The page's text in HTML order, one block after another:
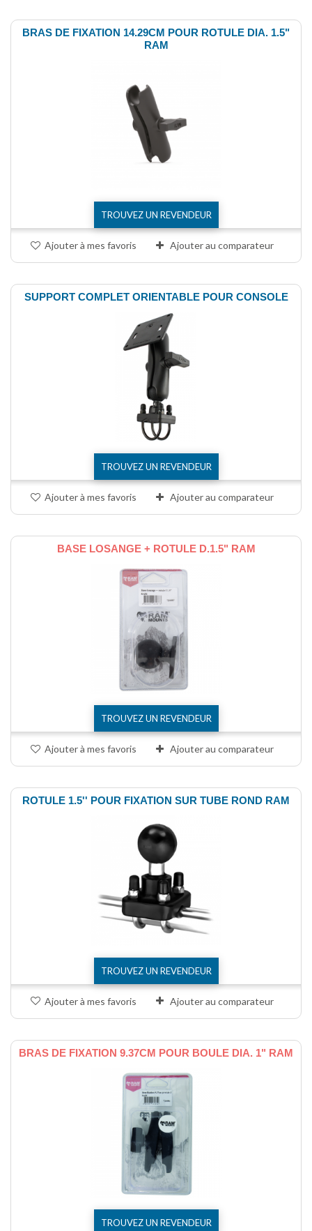
BRAS DE FIXATION 14.29CM POUR ROTULE DIA. 1.5"
RAM
TROUVEZ UN REVENDEUR
Ajouter à mes favoris Ajouter au comparateur
SUPPORT COMPLET ORIENTABLE POUR CONSOLE
TROUVEZ UN REVENDEUR
Ajouter à mes favoris Ajouter au comparateur
BASE LOSANGE + ROTULE D.1.5" RAM
TROUVEZ UN REVENDEUR
Ajouter à mes favoris Ajouter au comparateur
ROTULE 1.5'' POUR FIXATION SUR TUBE ROND RAM
TROUVEZ UN REVENDEUR
Ajouter à mes favoris Ajouter au comparateur
BRAS DE FIXATION 9.37CM POUR BOULE DIA. 1" RAM
TROUVEZ UN REVENDEUR